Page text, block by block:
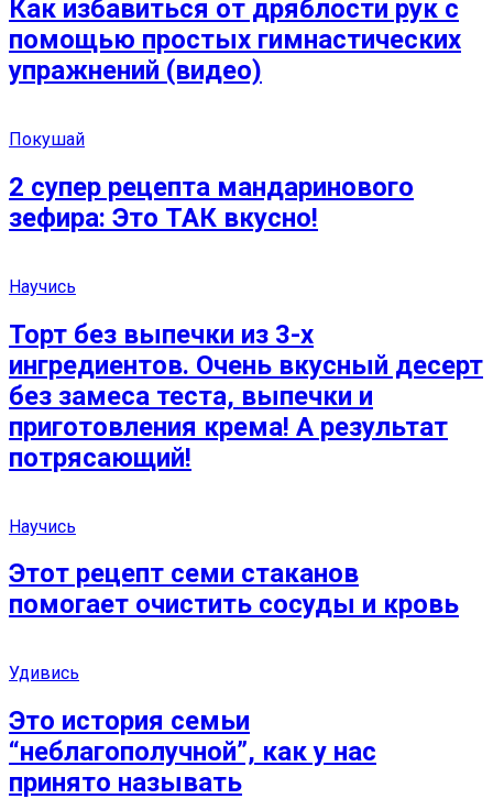
Как избавиться от дряблости рук с
помощью простых гимнастических
упражнений (видео)
Покушай
2 супер рецепта мандаринового
зефира: Это ТАК вкусно!
Научись
Торт без выпечки из 3-х
ингредиентов. Очень вкусный десерт
без замеса теста, выпечки и
приготовления крема! А результат
потрясающий!
Научись
Этот рецепт семи стаканов
помогает очистить сосуды и кровь
Удивись
Это история семьи
“неблагополучной”, как у нас
принято называть